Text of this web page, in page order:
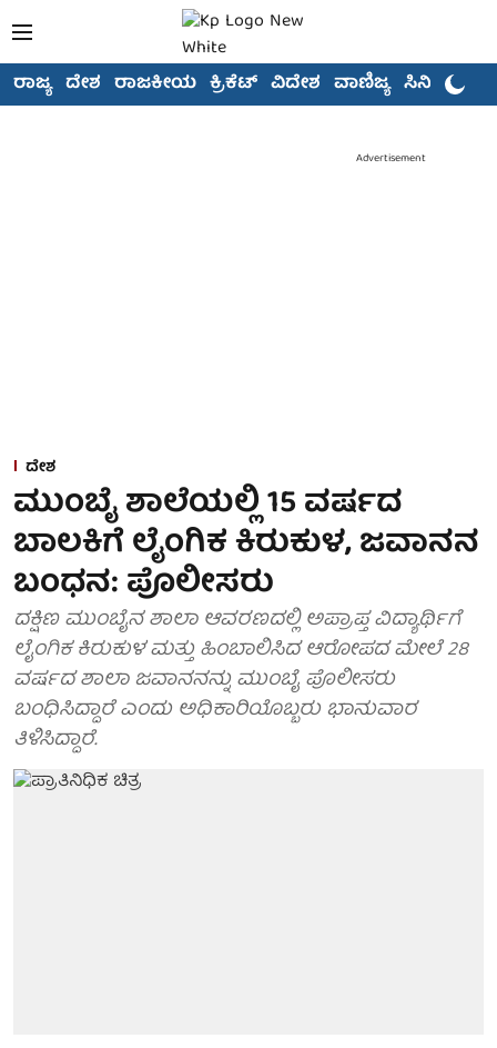
ರಾಜ್ಯ ದೇಶ ರಾಜಕೀಯ ಕ್ರಿಕೆಟ್ ವಿದೇಶ ವಾಣಿಜ್ಯ ಸಿನಿಮಾ
Advertisement
ದೇಶ
ಮುಂಬೈ ಶಾಲೆಯಲ್ಲಿ 15 ವರ್ಷದ
ಬಾಲಕಿಗೆ ಲೈಂಗಿಕ ಕಿರುಕುಳ, ಜವಾನನ
ಬಂಧನ: ಪೊಲೀಸರು
ದಕ್ಷಿಣ ಮುಂಬೈನ ಶಾಲಾ ಆವರಣದಲ್ಲಿ ಅಪ್ರಾಪ್ತ ವಿದ್ಯಾರ್ಥಿಗೆ
ಲೈಂಗಿಕ ಕಿರುಕುಳ ಮತ್ತು ಹಿಂಬಾಲಿಸಿದ ಆರೋಪದ ಮೇಲೆ 28
ವರ್ಷದ ಶಾಲಾ ಜವಾನನನ್ನು ಮುಂಬೈ ಪೊಲೀಸರು
ಬಂಧಿಸಿದ್ದಾರೆ ಎಂದು ಅಧಿಕಾರಿಯೊಬ್ಬರು ಭಾನುವಾರ
ತಿಳಿಸಿದ್ದಾರೆ.